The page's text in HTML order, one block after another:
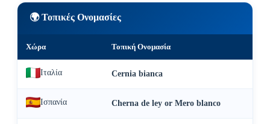
🌍 Τοπικές Ονομασίες
Χώρα Τοπική Ονομασία
Ιταλία Cernia bianca
Ισπανία Cherna de ley or Mero blanco